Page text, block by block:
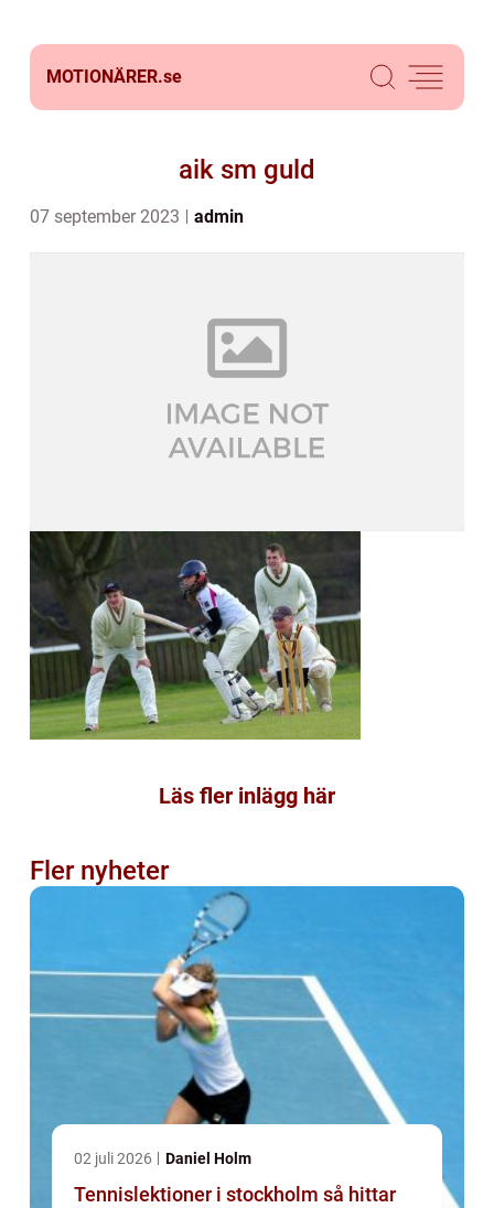
MOTIONÄRER.se
aik sm guld
07 september 2023 admin
Läs fler inlägg här
Fler nyheter
02 juli 2026 Daniel Holm
Tennislektioner i stockholm så hittar